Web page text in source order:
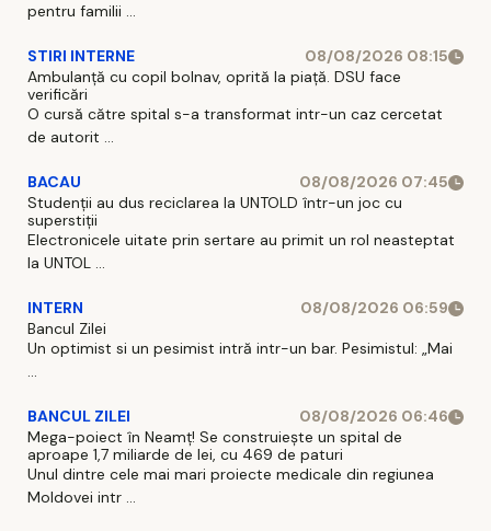
pentru familii ...
STIRI INTERNE
08/08/2026 08:15
Ambulanță cu copil bolnav, oprită la piață. DSU face
verificări
O cursă către spital s-a transformat intr-un caz cercetat
de autorit ...
BACAU
08/08/2026 07:45
Studenții au dus reciclarea la UNTOLD într-un joc cu
superstiții
Electronicele uitate prin sertare au primit un rol neasteptat
la UNTOL ...
INTERN
08/08/2026 06:59
Bancul Zilei
Un optimist si un pesimist intră intr-un bar. Pesimistul: „Mai
...
BANCUL ZILEI
08/08/2026 06:46
Mega-poiect în Neamț! Se construiește un spital de
aproape 1,7 miliarde de lei, cu 469 de paturi
Unul dintre cele mai mari proiecte medicale din regiunea
Moldovei intr ...